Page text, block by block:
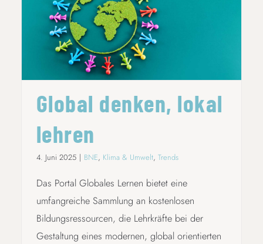
GLOBAL DENKEN, LOKAL LEHREN
Global denken, lokal
lehren
4. Juni 2025 | BNE, Klima & Umwelt, Trends
Das Portal Globales Lernen bietet eine
umfangreiche Sammlung an kostenlosen
Bildungsressourcen, die Lehrkräfte bei der
Gestaltung eines modernen, global orientierten